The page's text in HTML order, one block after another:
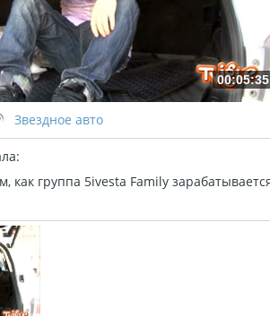
00:05:35
Звездное авто
:
как группа 5ivesta Family